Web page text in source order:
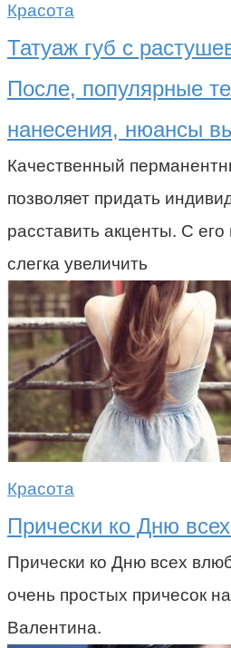
Красота
Татуаж губ с
После, популярные
нанесения, нюансы
Качественный
позволяет придать
расставить акценты. С
слегка увеличить
Красота
Прически ко Дню
Прически ко Дню всех
очень простых причесок
Валентина.